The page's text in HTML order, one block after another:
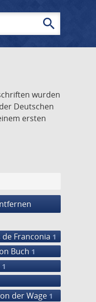
search
wurden
Deutschen
ersten
Franconia 1
Buch 1
1
der Wage 1